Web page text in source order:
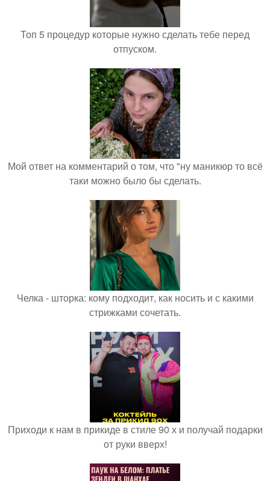
Топ 5 процедур которые нужно сделать тебе перед
отпуском.
Мой ответ на комментарий о том, что "ну маникюр то всё
таки можно было бы сделать.
Челка - шторка: кому подходит, как носить и с какими
стрижками сочетать.
Приходи к нам в прикиде в стиле 90 х и получай подарки
от руки вверх!